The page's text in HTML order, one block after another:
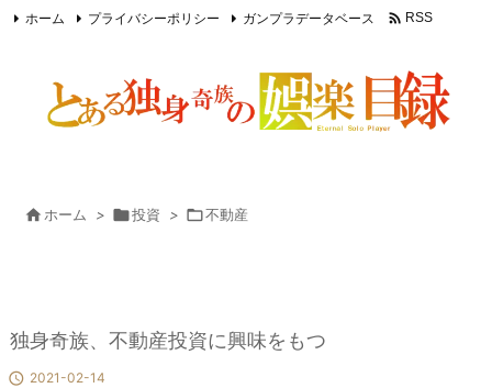
ホーム プライバシーポリシー ガンプラデータベース  RSS
ホーム > 投資 > 不動産
独身奇族、不動産投資に興味をもつ
 2021-02-14